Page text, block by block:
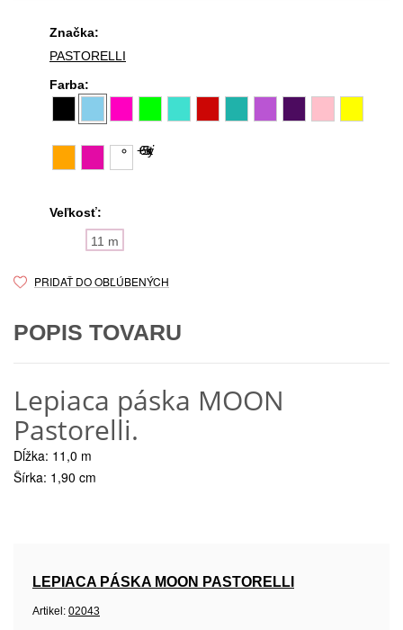
Značka:
PASTORELLI
Farba:
+6Skryť
Veľkosť:
11 m
PRIDAŤ DO OBĽÚBENÝCH
POPIS TOVARU
Lepiaca páska MOON
Pastorelli.
Dĺžka: 11,0 m
Šírka: 1,90 cm
LEPIACA PÁSKA MOON PASTORELLI
Artikel: 02043